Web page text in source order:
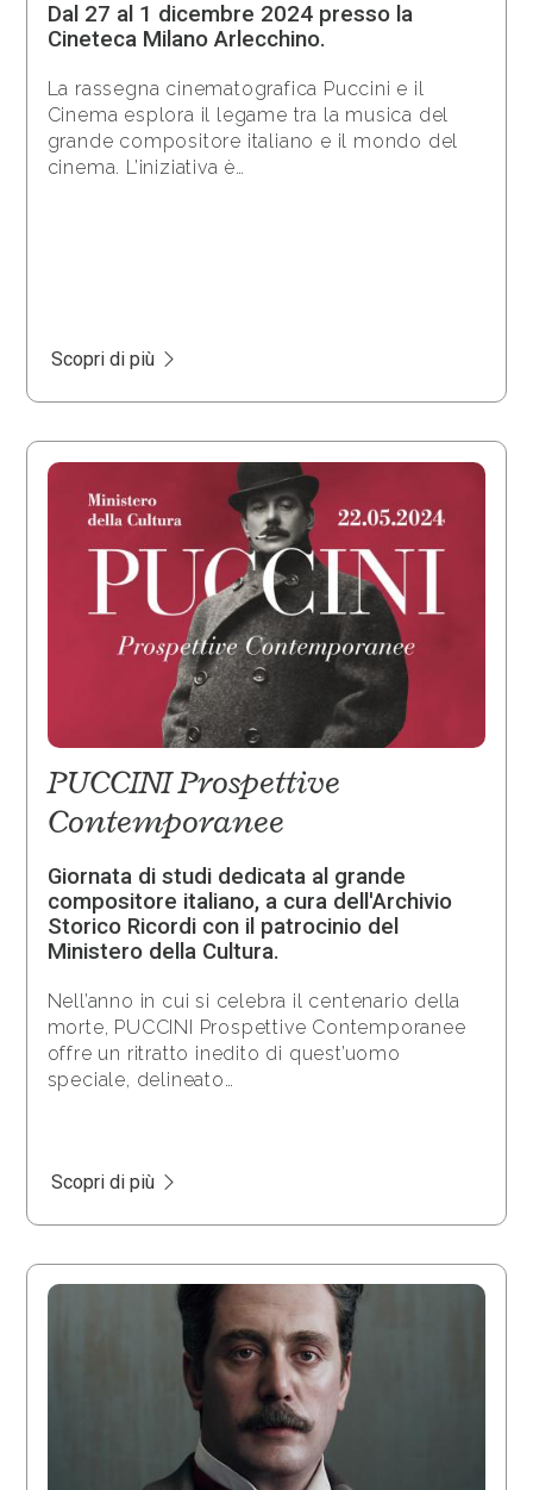
Dal 27 al 1 dicembre 2024 presso la
Cineteca Milano Arlecchino.
La rassegna cinematografica Puccini e il
Cinema esplora il legame tra la musica del
grande compositore italiano e il mondo del
cinema. L’iniziativa è…
Scopri di più
PUCCINI Prospettive
Contemporanee
Giornata di studi dedicata al grande
compositore italiano, a cura dell'Archivio
Storico Ricordi con il patrocinio del
Ministero della Cultura.
Nell’anno in cui si celebra il centenario della
morte, PUCCINI Prospettive Contemporanee
offre un ritratto inedito di quest’uomo
speciale, delineato…
Scopri di più